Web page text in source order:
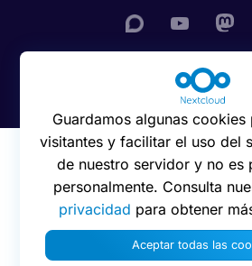
© 2016 - 2026 Nextcloud
Guardamos algunas
visitantes y facilitar el uso del
de nuestro servidor y no es
personalmente. Consulta
privacidad para obtener
Aceptar todas las